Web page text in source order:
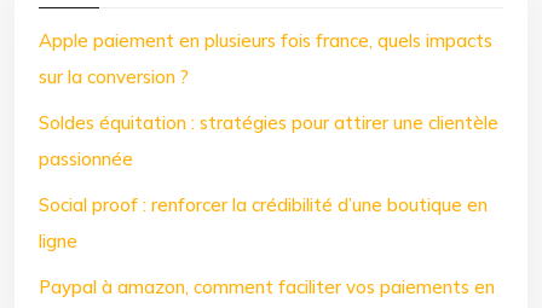
Apple paiement en plusieurs fois france, quels impacts
sur la conversion ?
Soldes équitation : stratégies pour attirer une clientèle
passionnée
Social proof : renforcer la crédibilité d’une boutique en
ligne
Paypal à amazon, comment faciliter vos paiements en